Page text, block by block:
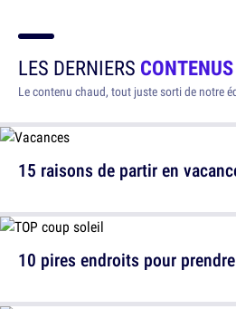
LES DERNIERS
Le contenu chaud, tout juste sorti de notre
15 raisons de partir en
10 pires endroits pour